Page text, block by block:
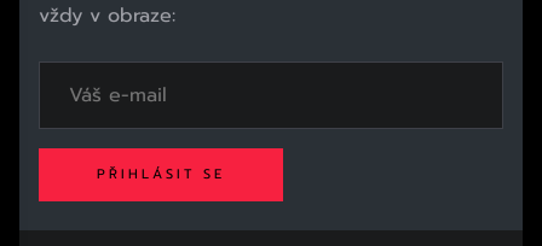
vždy v obraze:
PŘIHLÁSIT SE